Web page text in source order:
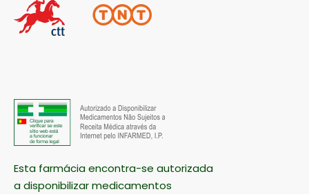
Esta farmácia encontra-se autorizada
a disponibilizar medicamentos